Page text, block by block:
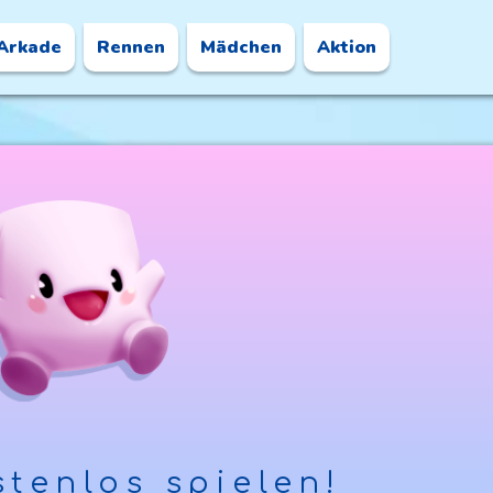
Rennen Mädchen Aktion
spielen!